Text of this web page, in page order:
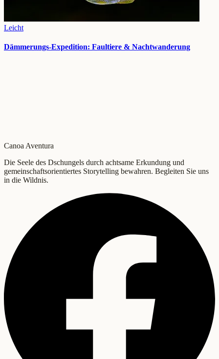
Leicht
Dämmerungs-Expedition: Faultiere & Nachtwanderung
Canoa Aventura
Die Seele des Dschungels durch achtsame Erkundung und
gemeinschaftsorientiertes Storytelling bewahren. Begleiten Sie uns
in die Wildnis.